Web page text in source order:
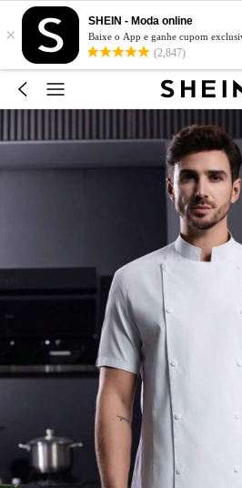
×
SHEIN - Moda online
Baixe o App e ganhe cupom
(2,847)